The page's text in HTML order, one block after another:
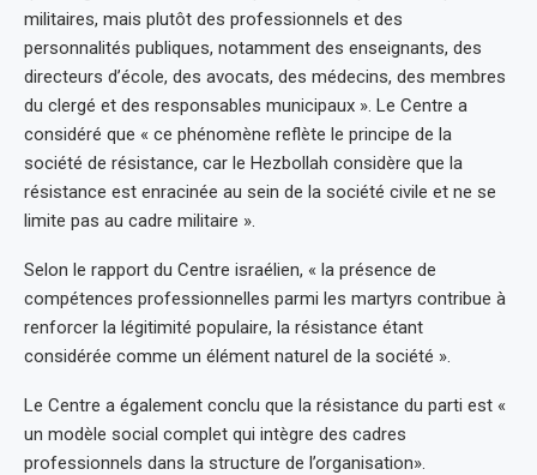
militaires, mais plutôt des professionnels et des
personnalités publiques, notamment des enseignants, des
directeurs d’école, des avocats, des médecins, des membres
du clergé et des responsables municipaux ». Le Centre a
considéré que « ce phénomène reflète le principe de la
société de résistance, car le Hezbollah considère que la
résistance est enracinée au sein de la société civile et ne se
limite pas au cadre militaire ».
Selon le rapport du Centre israélien, « la présence de
compétences professionnelles parmi les martyrs contribue à
renforcer la légitimité populaire, la résistance étant
considérée comme un élément naturel de la société ».
Le Centre a également conclu que la résistance du parti est «
un modèle social complet qui intègre des cadres
professionnels dans la structure de l’organisation».